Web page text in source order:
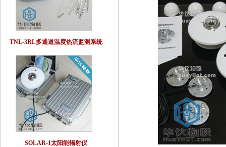
TNL-3RL多通道温度热流监测系统
SOLAR-1太阳能辐射仪